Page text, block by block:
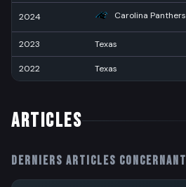
2024 Carolina Panthers
2023 Texas
2022 Texas
ARTICLES
Derniers articles concernant